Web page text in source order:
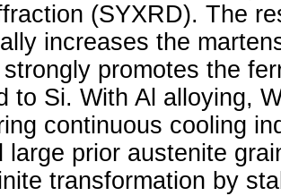
(SYXRD). The
increases the
promotes the
to Si. With Al alloying,
continuous cooling
large prior austenite
transformation by